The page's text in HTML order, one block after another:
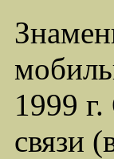
1999
связи